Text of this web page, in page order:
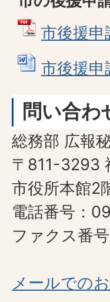
市後援
市後援
問い合わ
総務部 広報
〒811-3293
市役所本館2
電話番号：
ファクス番
メールでの